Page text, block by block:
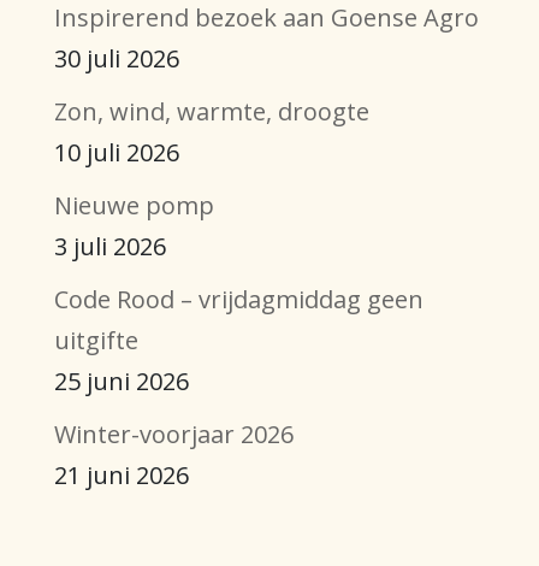
Inspirerend bezoek aan Goense Agro
30 juli 2026
Zon, wind, warmte, droogte
10 juli 2026
Nieuwe pomp
3 juli 2026
Code Rood – vrijdagmiddag geen
uitgifte
25 juni 2026
Winter-voorjaar 2026
21 juni 2026